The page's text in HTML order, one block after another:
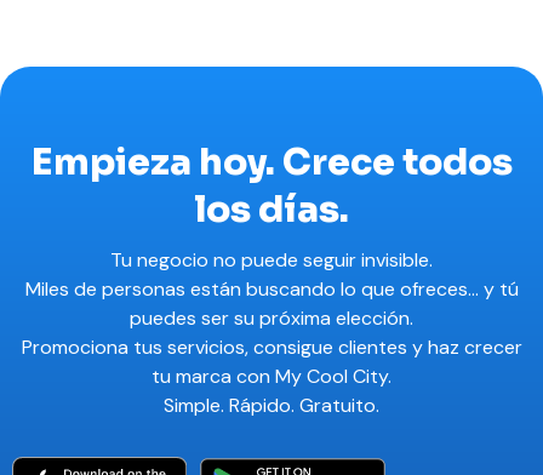
Empieza hoy. Crece todos
los días.
Tu negocio no puede seguir invisible.
Miles de personas están buscando lo que ofreces… y tú
puedes ser su próxima elección.
Promociona tus servicios, consigue clientes y haz crecer
tu marca con My Cool City.
Simple. Rápido. Gratuito.